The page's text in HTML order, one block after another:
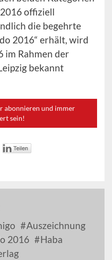
offiziell
die begehrte
2016“ erhält, wird
im Rahmen der
bekannt
abonnieren und immer
sein!
Auszeichnung
2016
Haba